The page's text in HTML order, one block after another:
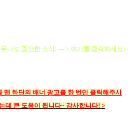
나도 중요한 소식! --- > 여기를 클릭하세요!
맨 하단의 배너 광고를 한 번만 클릭해주시
데 큰 도움이 됩니다~ 감사합니다! >